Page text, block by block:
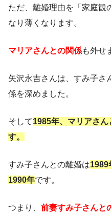
ただ、離婚理由を「家庭観
なり薄くなります。
マリアさんとの関係も外せ
矢沢永吉さんは、すみ子さ
係を深めました。
そして1985年、マリアさ
す。
すみ子さんとの離婚は1989
1990年です。
つまり、 前妻すみ子さんと